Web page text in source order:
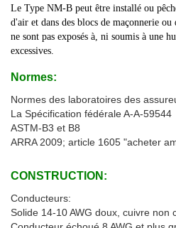
Le Type NM-B peut être installé ou
d'air et dans des blocs de maçonnerie
ne sont pas exposés à, ni soumis à une
excessives.
Normes:
Normes des laboratoires des
La Spécification fédérale A-A-59544
ASTM-B3 et B8
ARRA 2009; article 1605 "acheter
CONSTRUCTION:
Conducteurs:
Solide 14-10 AWG doux, cuivre non